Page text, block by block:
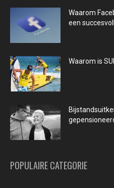
Waarom
een
Waarom is
POPULAIRE CATEGORIE